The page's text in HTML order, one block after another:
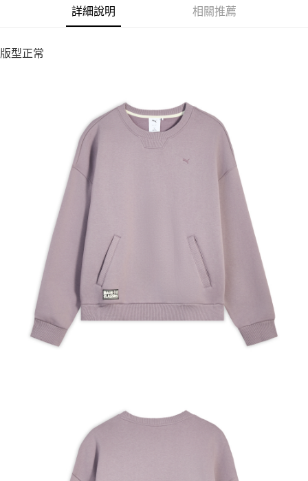
詳細說明 相關推薦
版型正常